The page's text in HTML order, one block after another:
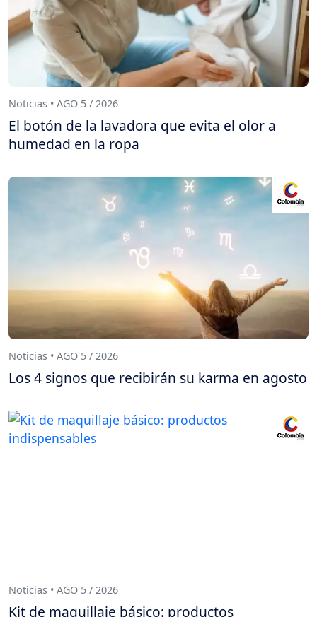
Noticias • AGO 5 / 2026
El botón de la lavadora que evita el olor a
humedad en la ropa
Noticias • AGO 5 / 2026
Los 4 signos que recibirán su karma en agosto
Noticias • AGO 5 / 2026
Kit de maquillaje básico: productos